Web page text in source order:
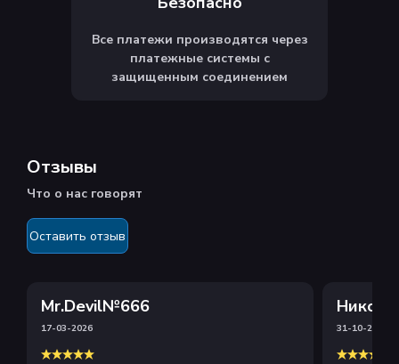
Все платежи производятся через
платежные системы с
защищенным соединением
Отзывы
Что о нас говорят
Оставить отзыв
Mr.Devil№666
17-03-2026 31-10-2025